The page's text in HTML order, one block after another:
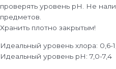
проверять уровень рН. Не
предметов.
Хранить плотно закрытым!
Идеальный уровень хлора: 0,6-
Идеальный уровень рН: 7,0-7,4